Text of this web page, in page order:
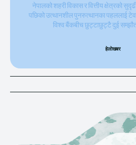
नेपालको शहरी विकास र वित्तीय क्षेत्रको
पछिको उत्थानशील पुनरुत्थानका पहललाई
विश्व बैंकबीच छुट्टाछुट्टै दुई
हेलाेखबर